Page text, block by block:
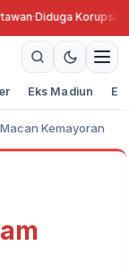
·Diduga Korupsi
Eks Madiun
Kemayoran